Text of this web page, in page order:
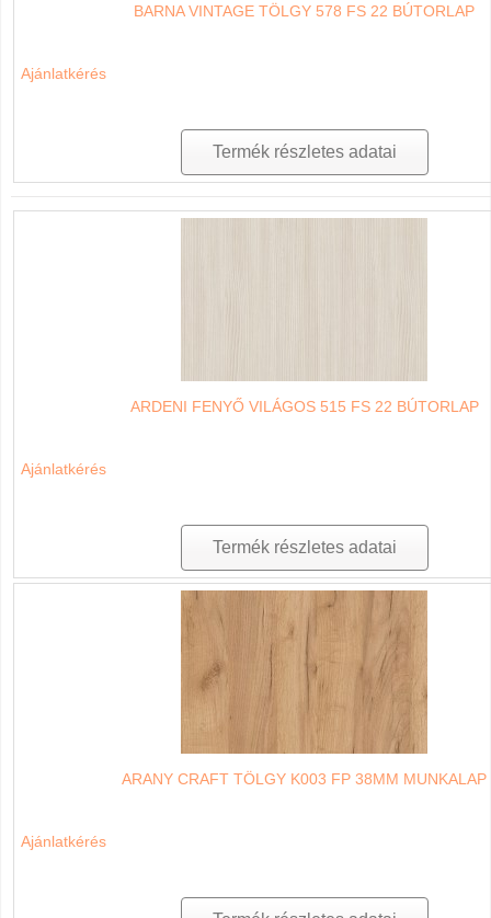
BARNA VINTAGE TÖLGY 578 FS 22 BÚTORLAP
Ajánlatkérés
Termék részletes adatai
ARDENI FENYŐ VILÁGOS 515 FS 22 BÚTORLAP
Ajánlatkérés
Termék részletes adatai
ARANY CRAFT TÖLGY K003 FP 38MM MUNKALAP
Ajánlatkérés